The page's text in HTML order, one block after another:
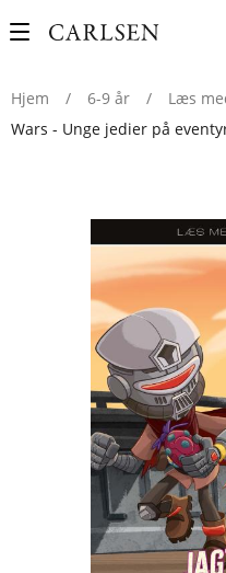
Main
Hjem
/ 6-9 år / Læs
Wars - Unge jedier på